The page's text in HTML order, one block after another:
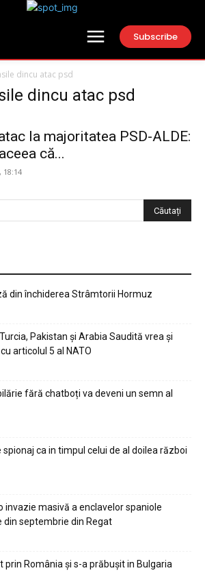
Subscribe
dincu atac psd
dincu atac psd
la majoritatea PSD-ALDE:
că...
18:14
din închiderea Strâmtorii Hormuz
Pakistan și Arabia Saudită vrea și
articolul 5 al NATO
fără chatboți va deveni un semn al
spionaj ca in timpul celui de al doilea război
invazie masivă a enclavelor spaniole
din septembrie din Regat
prin România și s-a prăbușit in Bulgaria